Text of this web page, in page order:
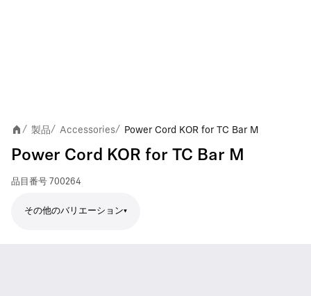
/ 製品/ Accessories/ Power Cord KOR for TC Bar M
Power Cord KOR for TC Bar M
品目番号 700264
その他のバリエーション